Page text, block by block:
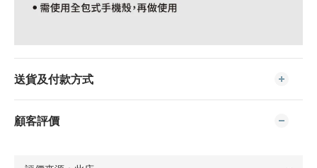
送貨及付款方式
顧客評價